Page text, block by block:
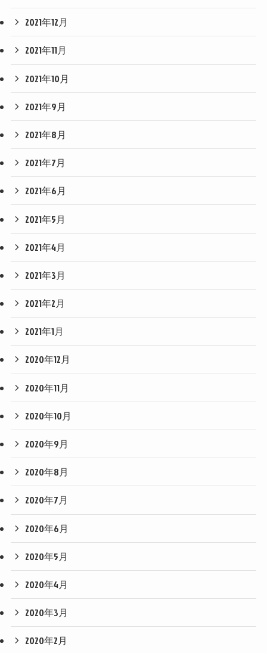
2021年12月
2021年11月
2021年10月
2021年9月
2021年8月
2021年7月
2021年6月
2021年5月
2021年4月
2021年3月
2021年2月
2021年1月
2020年12月
2020年11月
2020年10月
2020年9月
2020年8月
2020年7月
2020年6月
2020年5月
2020年4月
2020年3月
2020年2月